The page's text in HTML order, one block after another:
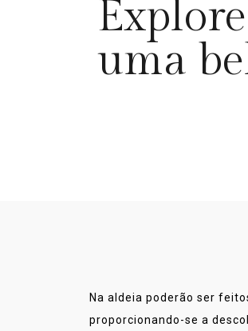
uma
Na aldeia poderão ser
proporcionando-se a